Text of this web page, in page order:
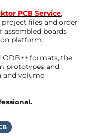
PCB Service,
project files and order
assembled boards
platform.
ODB++ formats, the
prototypes and
and volume